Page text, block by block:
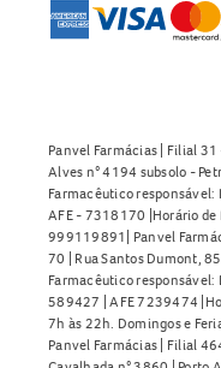
Panvel Farmácias | Filial
Alves n° 4194 subsolo -
Farmacêutico responsável:
AFE - 7318170 |Horário
999119891| Panvel
70 | Rua Santos Dumont,
Farmacêutico responsável:
589427 | AFE 7239474
7h às 22h. Domingos e
Panvel Farmácias | Filial